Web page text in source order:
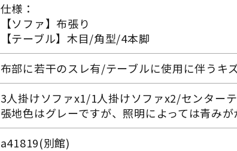
仕様：
【ソファ】布張り
【テーブル】木目/角型/4本脚
布部に若干のスレ有/テーブルに使用に伴うキ
3人掛けソファx1/1人掛けソファx2/センターテ
張地色はグレーですが、照明によっては青み
a41819(別館)